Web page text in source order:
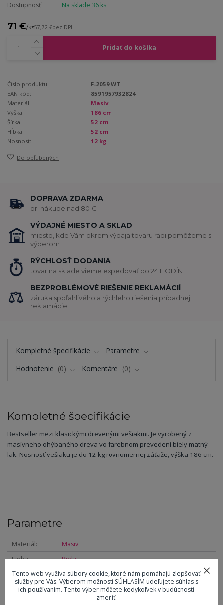
Dostupnosť Na sklade 36 ks
71 €/ks57,72 €bez DPH
Pridať do košíka
Číslo produktu:
F-2059 WT
EAN kód:
8591957932824
Materiál:
Masiv
Výška:
186 cm
Šírka:
52 cm
Hĺbka:
52 cm
Nosnosť:
12 kg
Do obľúbených
DOPRAVA ZDARMA
pri nákupe nad 80 €
VÝDAJNÉ MIESTO A SKLAD
miesto, kde Vám okrem výdaja tovaru radi pomôžeme s
výberom
RÝCHLOSŤ DODANIA
tovar na sklade vieme expedovať do 24 HODÍN
BEZPROBLÉMOVÉ RIEŠENIE REKLAMÁCIÍ
záruka spoľahlivého a rýchleho riešenia prípadnej
reklamácie
Kompletné špecifikácie
Parametre
Hodnotenie
0 Komentáre 0
Kompletné špecifikácie
Bestseller mezi klasickými drevenými vešiakmi. Je vyrobený z
masívneho ohýbaného dreva vo farebnom prevedení biely matný
lak. Nosnosť vešiaku je do 12 kg rovnomernej záťaže, výška 186 cm.
Parametre
Materiál
Masiv
Farba
Biela
Výška
186 cm
Šírka
52 cm
Tento web využíva súbory cookie, ktoré nám pomáhajú zlepšovať
služby pre Vás. Výberom možnosti SÚHLASÍM udeľujete súhlas s
ich používaním. Tento výber môžete kedykoľvek v budúcnosti
zmeniť.